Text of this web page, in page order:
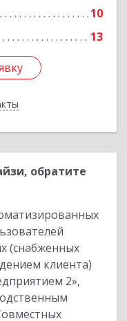
10
13
обратите
(снабженных
клиента)
2»,